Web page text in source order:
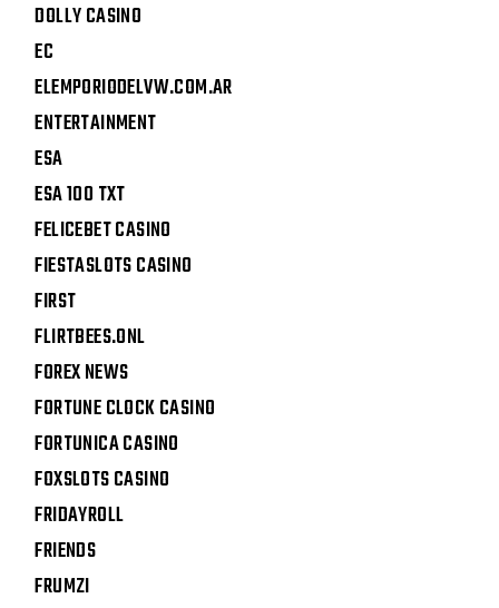
DOLLY CASINO
EC
ELEMPORIODELVW.COM.AR
ENTERTAINMENT
ESA
ESA 100 TXT
FELICEBET CASINO
FIESTASLOTS CASINO
FIRST
FLIRTBEES.ONL
FOREX NEWS
FORTUNE CLOCK CASINO
FORTUNICA CASINO
FOXSLOTS CASINO
FRIDAYROLL
FRIENDS
FRUMZI